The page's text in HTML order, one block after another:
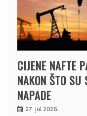
CIJENE NAFTE
NAKON ŠTO
NAPADE
27. jul 2026.